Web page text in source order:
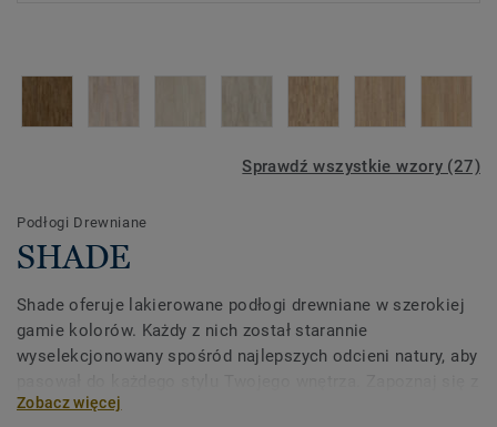
Sprawdź wszystkie wzory (27)
Podłogi Drewniane
SHADE
Shade oferuje lakierowane podłogi drewniane w szerokiej
gamie kolorów. Każdy z nich został starannie
wyselekcjonowany spośród najlepszych odcieni natury, aby
kolekcją, aby zobaczyć, jak może wydobyć to, co najlepsze
Zobacz więcej